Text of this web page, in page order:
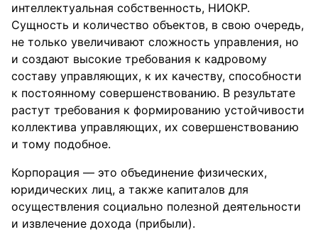
интеллектуальная собственность, НИОКР.
Сущность и количество объектов, в свою очередь,
не только увеличивают сложность управления, но
и создают высокие требования к кадровому
составу управляющих, к их качеству, способности
к постоянному совершенствованию. В результате
растут требования к формированию устойчивости
коллектива управляющих, их совершенствованию
и тому подобное.
Корпорация — это объединение физических,
юридических лиц, а также капиталов для
осуществления социально полезной деятельности
и извлечение дохода (прибыли).